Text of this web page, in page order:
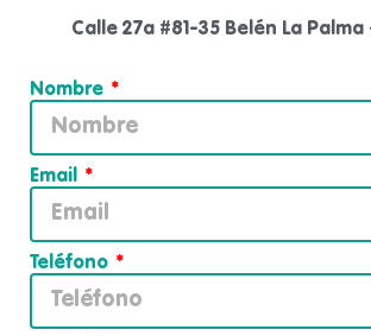
Calle 27a #81-35 Belén La
Nombre
Email
Teléfono